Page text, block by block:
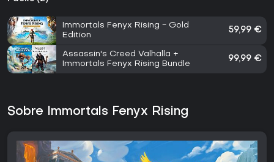
Immortals Fenyx Rising - Gold
Edition
59,99 €
Assassin's Creed Valhalla +
Immortals Fenyx Rising Bundle
99,99 €
Sobre Immortals Fenyx Rising